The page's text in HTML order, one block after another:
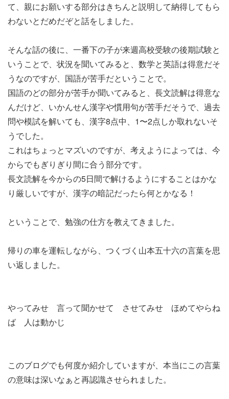
て、親にお願いする部分はきちんと説明して納得してもら
わないとだめだぞと話をしました。
そんな話の後に、一番下の子が来週高校受験の後期試験と
いうことで、状況を聞いてみると、数学と英語は得意だそ
うなのですが、国語が苦手だということで。
国語のどの部分が苦手か聞いてみると、長文読解は得意な
んだけど、いかんせん漢字や慣用句が苦手だそうで、過去
問や模試を解いても、漢字8点中、1〜2点しか取れないそ
うでした。
これはちょっとマズいのですが、考えようによっては、今
からでもぎりぎり間に合う部分です。
長文読解を今からの5日間で解けるようにすることはかな
り厳しいですが、漢字の暗記だったら何とかなる！
ということで、勉強の仕方を教えてきました。
帰りの車を運転しながら、つくづく山本五十六の言葉を思
い返しました。
やってみせ 言って聞かせて させてみせ ほめてやらね
ば 人は動かじ
このブログでも何度か紹介していますが、本当にこの言葉
の意味は深いなぁと再認識させられました。